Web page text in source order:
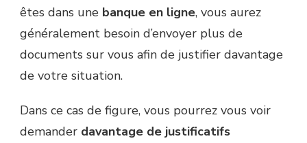
êtes dans une banque en ligne, vous aurez
généralement besoin d’envoyer plus de
documents sur vous afin de justifier davantage
de votre situation.
Dans ce cas de figure, vous pourrez vous voir
demander davantage de justificatifs